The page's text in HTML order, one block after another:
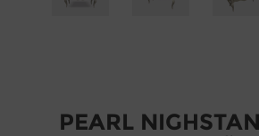
PEARL